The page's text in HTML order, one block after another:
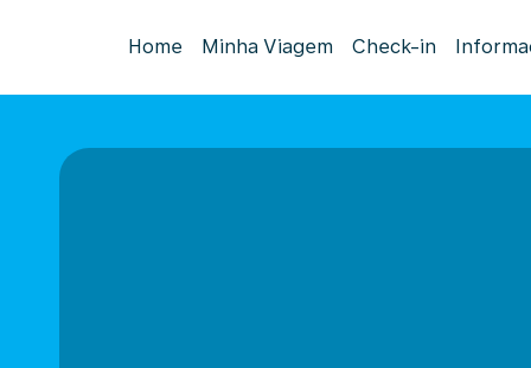
Home Minha Viagem Check-in